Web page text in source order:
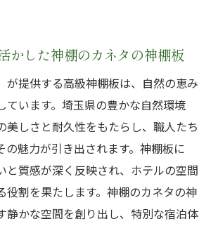
かした神棚のカネタの神棚板
が提供する高級神棚板は、自然の恵み
ています。埼玉県の豊かな自然環境
美しさと耐久性をもたらし、職人たち
の魅力が引き出されます。神棚板に
と質感が深く反映され、ホテルの空間
役割を果たします。神棚のカネタの神
静かな空間を創り出し、特別な宿泊体